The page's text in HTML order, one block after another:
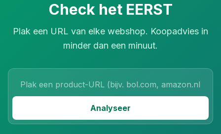
Check het EERST
Plak een URL van elke webshop. Koopadvies in
minder dan een minuut.
Analyseer